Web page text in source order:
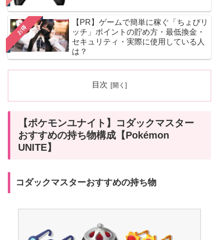
お得
【PR】ゲームで簡単に稼ぐ「ちょびリ
ッチ」ポイントの貯め方・最低換金・
セキュリティ・実際に使用している人
は？
目次
【ポケモンユナイト】コダックマスター
おすすめの持ち物構成【Pokémon
UNITE】
コダックマスターおすすめの持ち物